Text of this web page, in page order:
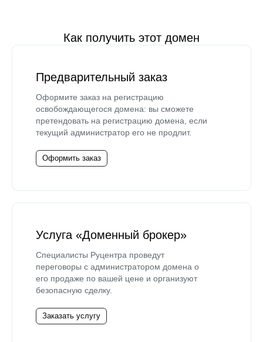
Как получить этот домен
Предварительный заказ
Оформите заказ на регистрацию
освобождающегося домена: вы сможете
претендовать на регистрацию домена, если
текущий администратор его не продлит.
Оформить заказ
Услуга «Доменный брокер»
Специалисты Руцентра проведут
переговоры с администратором домена о
его продаже по вашей цене и организуют
безопасную сделку.
Заказать услугу